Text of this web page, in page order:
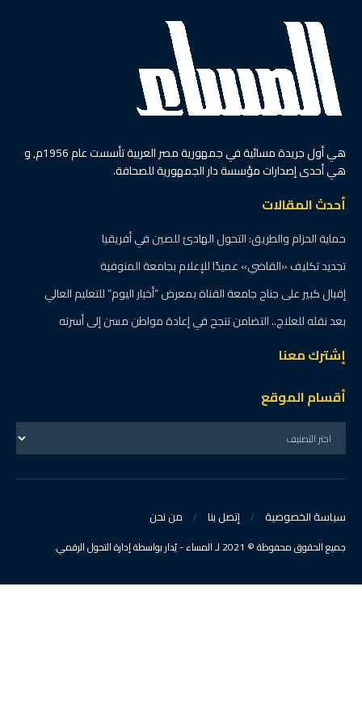
هي أول جريدة مسائية في جمهورية مصر العربية تأسست عام 1956م, و
هي أحدى إصدارات مؤسسة دار الجمهورية للصحافة.
أحدث المقالات
حماية الحزام والطريق: التحول الهادئ للصين في أفريقيا
تجديد تكليف «القاضي» عميدًا للإعلام بجامعة المنوفية
إقبال كبير على جناح جامعة القناة بمعرض “أخبار اليوم” للتعليم العالي
بعد نقله للعلاج.. التضامن تنجح في إعادة مواطن مسن إلى أسرته
إشترك معنا
أقسام الموقع
سياسة الخصوصية إتصل بنا من نحن
جميع الحقوق محفوظة © 2021 لـ المساء - يُدار بواسطة إدارة التحول الرقمي.